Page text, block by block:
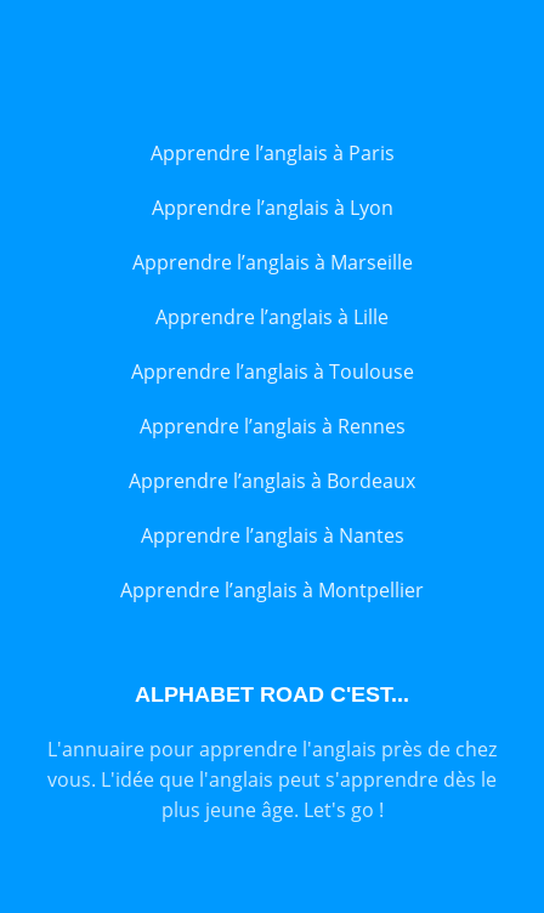
Apprendre l’anglais à Paris
Apprendre l’anglais à Lyon
Apprendre l’anglais à Marseille
Apprendre l’anglais à Lille
Apprendre l’anglais à Toulouse
Apprendre l’anglais à Rennes
Apprendre l’anglais à Bordeaux
Apprendre l’anglais à Nantes
Apprendre l’anglais à Montpellier
ALPHABET ROAD C'EST...
L'annuaire pour apprendre l'anglais près de chez
vous. L'idée que l'anglais peut s'apprendre dès le
plus jeune âge. Let's go !